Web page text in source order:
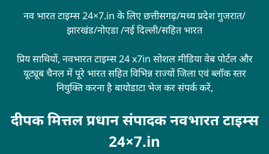
नव भारत टाइम्स 24×7.in के लिए छत्तीसगढ़/मध्य प्रदेश गुजरात/
झारखंड/नोएडा /नई दिल्ली/सहित भारत
प्रिय साथियों, नवभारत टाइम्स 24 x7in सोशल मीडिया वेब पोर्टल और
यूट्यूब चैनल में पूरे भारत सहित विभिन्न राज्यों जिला एवं ब्लॉक स्तर
नियुक्ति करना है बायोडाटा भेज कर संपर्क करें,
दीपक मित्तल प्रधान संपादक नवभारत टाइम्स
24×7.in